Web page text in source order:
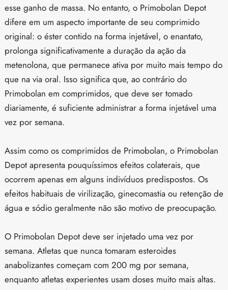
esse ganho de massa. No entanto, o Primobolan Depot
difere em um aspecto importante de seu comprimido
original: o éster contido na forma injetável, o enantato,
prolonga significativamente a duração da ação da
metenolona, que permanece ativa por muito mais tempo do
que na via oral. Isso significa que, ao contrário do
Primobolan em comprimidos, que deve ser tomado
diariamente, é suficiente administrar a forma injetável uma
vez por semana.
Assim como os comprimidos de Primobolan, o Primobolan
Depot apresenta pouquíssimos efeitos colaterais, que
ocorrem apenas em alguns indivíduos predispostos. Os
efeitos habituais de virilização, ginecomastia ou retenção de
água e sódio geralmente não são motivo de preocupação.
O Primobolan Depot deve ser injetado uma vez por
semana. Atletas que nunca tomaram esteroides
anabolizantes começam com 200 mg por semana,
enquanto atletas experientes usam doses muito mais altas.